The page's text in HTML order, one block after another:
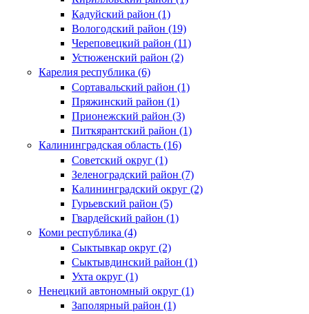
Кадуйский район (1)
Вологодский район (19)
Череповецкий район (11)
Устюженский район (2)
Карелия республика (6)
Сортавальский район (1)
Пряжинский район (1)
Прионежский район (3)
Питкярантский район (1)
Калининградская область (16)
Советский округ (1)
Зеленоградский район (7)
Калининградский округ (2)
Гурьевский район (5)
Гвардейский район (1)
Коми республика (4)
Сыктывкар округ (2)
Сыктывдинский район (1)
Ухта округ (1)
Ненецкий автономный округ (1)
Заполярный район (1)